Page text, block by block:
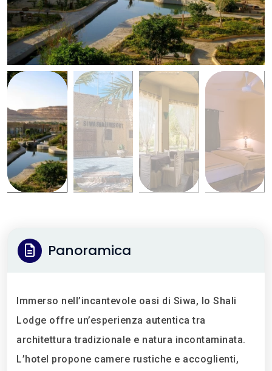
Panoramica
Immerso nell’incantevole oasi di Siwa, lo Shali
Lodge offre un’esperienza autentica tra
architettura tradizionale e natura incontaminata.
L’hotel propone camere rustiche e accoglienti,